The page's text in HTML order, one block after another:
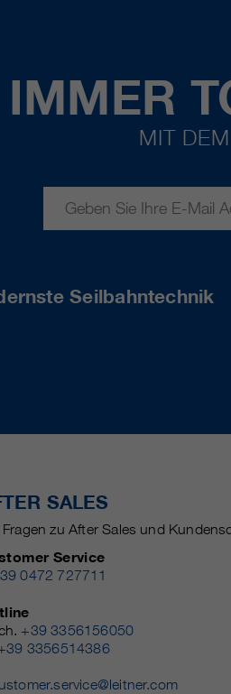
IMMER
MIT
Seilbahntechnik
SALES
Fragen zu After Sales und
Service
0472 727711
+39 3356156050
3356514386